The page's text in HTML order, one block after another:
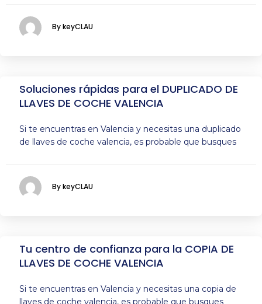
By keyCLAU
Soluciones rápidas para el DUPLICADO DE
LLAVES DE COCHE VALENCIA
Si te encuentras en Valencia y necesitas una duplicado
de llaves de coche valencia, es probable que busques
By keyCLAU
Tu centro de confianza para la COPIA DE
LLAVES DE COCHE VALENCIA
Si te encuentras en Valencia y necesitas una copia de
llaves de coche valencia, es probable que busques